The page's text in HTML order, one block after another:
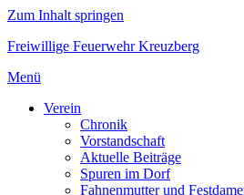
Zum Inhalt springen
Freiwillige Feuerwehr Kreuzberg
Menü
Verein
Chronik
Vorstandschaft
Aktuelle Beiträge
Spuren im Dorf
Fahnenmutter und